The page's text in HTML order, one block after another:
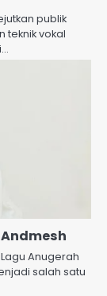
publik
teknik vokal
Anugerah
salah satu